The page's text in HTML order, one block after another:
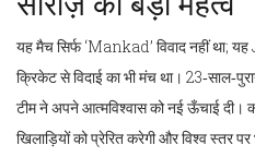
यह मैच सिर्फ ‘Mankad’ विवाद नहीं था; यह
क्रिकेट से विदाई का भी मंच था।
टीम ने अपने आत्मविश्वास को नई ऊँचाई दी।
खिलाड़ियों को प्रेरित करेगी और विश्व स्तर